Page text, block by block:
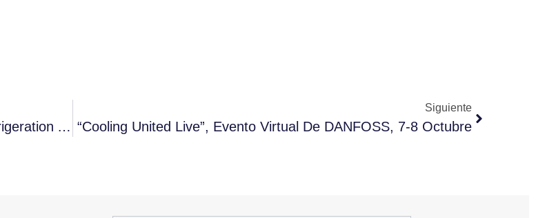
La Válvula E2V-Z De CAREL Galardonada China Refrigeration Award
Siguiente
“Cooling United Live”, Evento Virtual De DANFOSS, 7-8 Octubre